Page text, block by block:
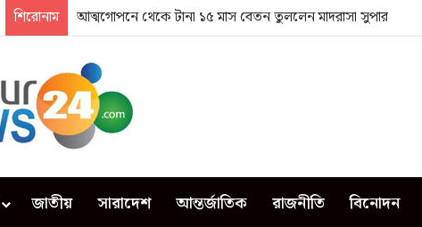
শিরোনাম আত্মগোপনে থেকে টানা ১৫ মাস বেতন তুললেন মাদরাসা সুপার
জাতীয় সারাদেশ আন্তর্জাতিক রাজনীতি বিনোদন